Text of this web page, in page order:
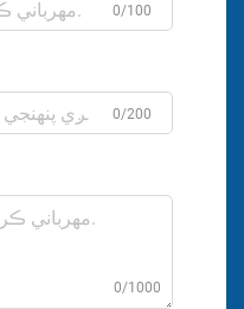
0/100
0/200
0/1000